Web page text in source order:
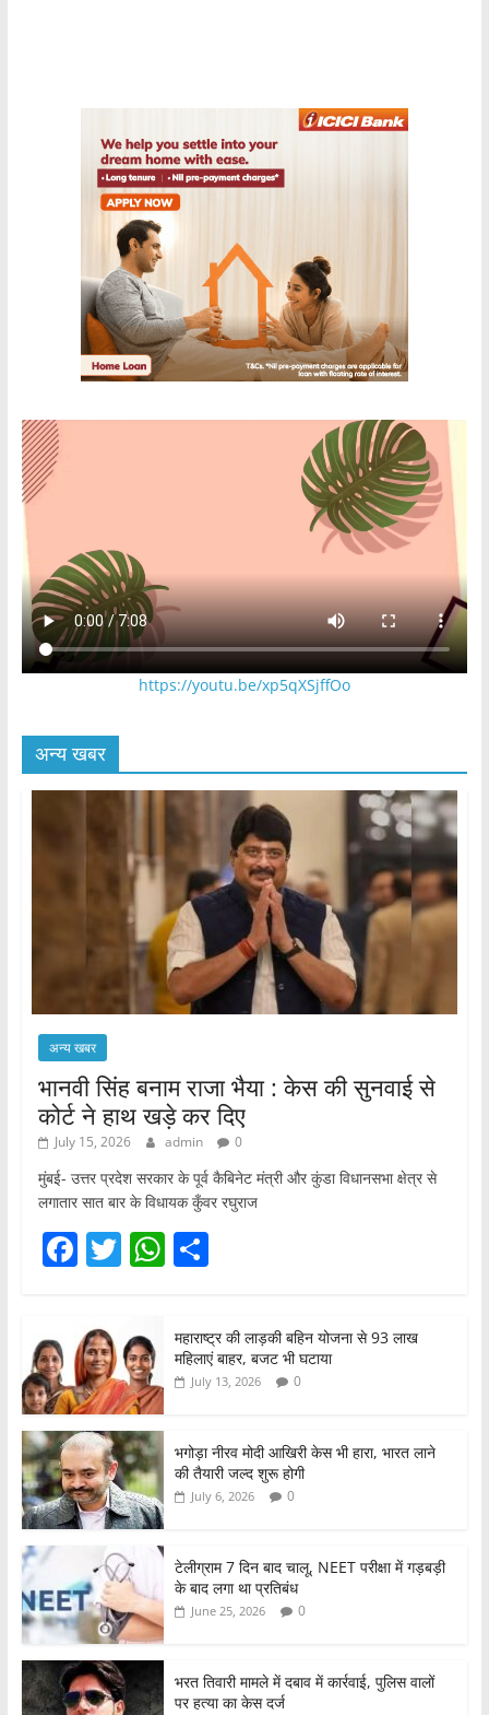
https://youtu.be/xp5qXSjffOo
अन्य खबर
अन्य खबर
भानवी सिंह बनाम राजा भैया : केस की सुनवाई से
कोर्ट ने हाथ खड़े कर दिए
July 15, 2026 admin 0
मुंबई- उत्तर प्रदेश सरकार के पूर्व कैबिनेट मंत्री और कुंडा विधानसभा क्षेत्र से
लगातार सात बार के विधायक कुँवर रघुराज
F
c
e
b
o
o
k
T
er
W
s
A
p
S
ar
e
महाराष्ट्र की लाड़की बहिन योजना से 93 लाख
महिलाएं बाहर, बजट भी घटाया
July 13, 2026 0
भगोड़ा नीरव मोदी आखिरी केस भी हारा, भारत लाने
की तैयारी जल्द शुरू होगी
July 6, 2026 0
टेलीग्राम 7 दिन बाद चालू, NEET परीक्षा में गड़बड़ी
के बाद लगा था प्रतिबंध
June 25, 2026 0
भरत तिवारी मामले में दबाव में कार्रवाई, पुलिस वालों
पर हत्या का केस दर्ज